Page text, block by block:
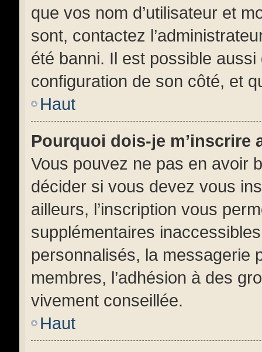
que vos nom d’utilisateur et
sont, contactez
été banni. Il est possible
configuration de son côté, et
Haut
Pourquoi dois-je m’inscrire
Vous pouvez ne pas en avoir
décider si vous devez vous
ailleurs, l’inscription vous
supplémentaires
personnalisés, la messagerie
membres, l’adhésion à des
vivement conseillée.
Haut